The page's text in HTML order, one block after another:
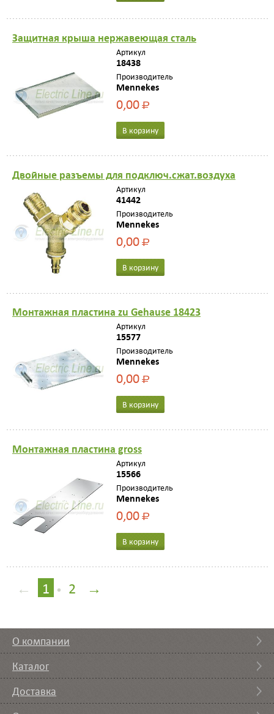
Зaщитнaя крышa нержaвеющaя стaль
Артикул
18438
Производитель
Mennekes
0,00Р
В корзину
Двойные рaзъемы для подключ.сжaт.воздухa
Артикул
41442
Производитель
Mennekes
0,00Р
В корзину
Mонтажная пластина zu Gehause 18423
Артикул
15577
Производитель
Mennekes
0,00Р
В корзину
Mонтажная пластина gross
Артикул
15566
Производитель
Mennekes
0,00Р
В корзину
← 1 • 2 →
О компании
Каталог
Доставка